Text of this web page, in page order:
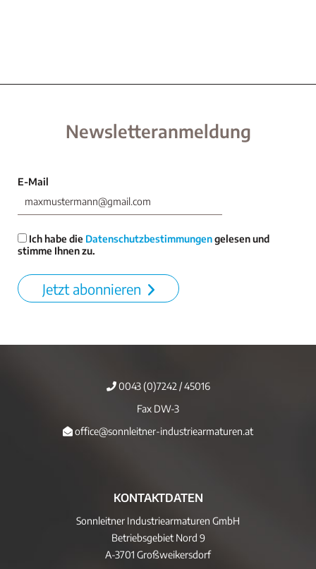
Newsletteranmeldung
E-Mail
Ich habe die Datenschutzbestimmungengelesen und
stimme Ihnen zu.
Jetzt abonnieren
0043 (0)7242 / 45016
Fax DW-3
office@sonnleitner-industriearmaturen.at
KONTAKTDATEN
Sonnleitner Industriearmaturen GmbH
Betriebsgebiet Nord 9
A-3701 Großweikersdorf